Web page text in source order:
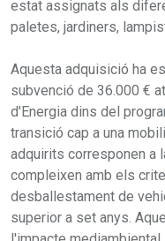
estat assignats als
paletes, jardiners,
Aquesta adquisició ha
subvenció de 36.000 €
d'Energia dins del
transició cap a una
adquirits corresponen a
compleixen amb els
desballestament de
superior a set anys.